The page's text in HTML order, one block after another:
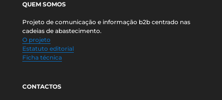
QUEM SOMOS
Projeto de comunicação e informação b2b centrado nas
cadeias de abastecimento.
O projeto
Estatuto editorial
Ficha técnica
CONTACTOS